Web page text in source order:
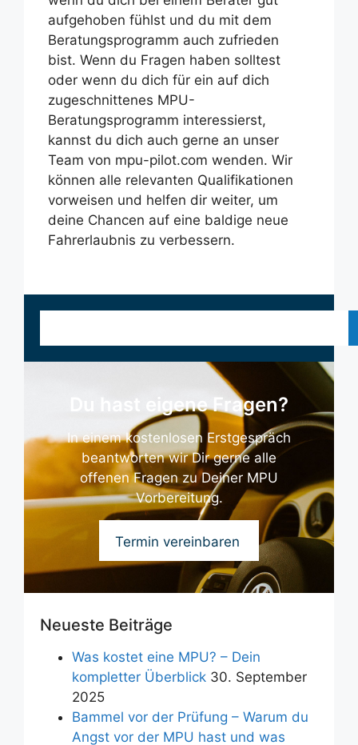
aufgehoben fühlst und du mit dem
Beratungsprogramm auch zufrieden
bist. Wenn du Fragen haben solltest
oder wenn du dich für ein auf dich
zugeschnittenes MPU-
Beratungsprogramm interessierst,
kannst du dich auch gerne an unser
Team von mpu-pilot.com wenden. Wir
können alle relevanten Qualifikationen
vorweisen und helfen dir weiter, um
deine Chancen auf eine baldige neue
Fahrerlaubnis zu verbessern.
Du hast eigene Fragen?
In einem kostenlosen Erstgespräch
beantworten wir Dir gerne alle
offenen Fragen zu Deiner MPU
Vorbereitung.
Termin vereinbaren
GRATIS
Neueste Beiträge
Was kostet eine MPU? – Dein
kompletter Überblick 30. September
2025
Bammel vor der Prüfung – Warum du
Angst vor der MPU hast und was